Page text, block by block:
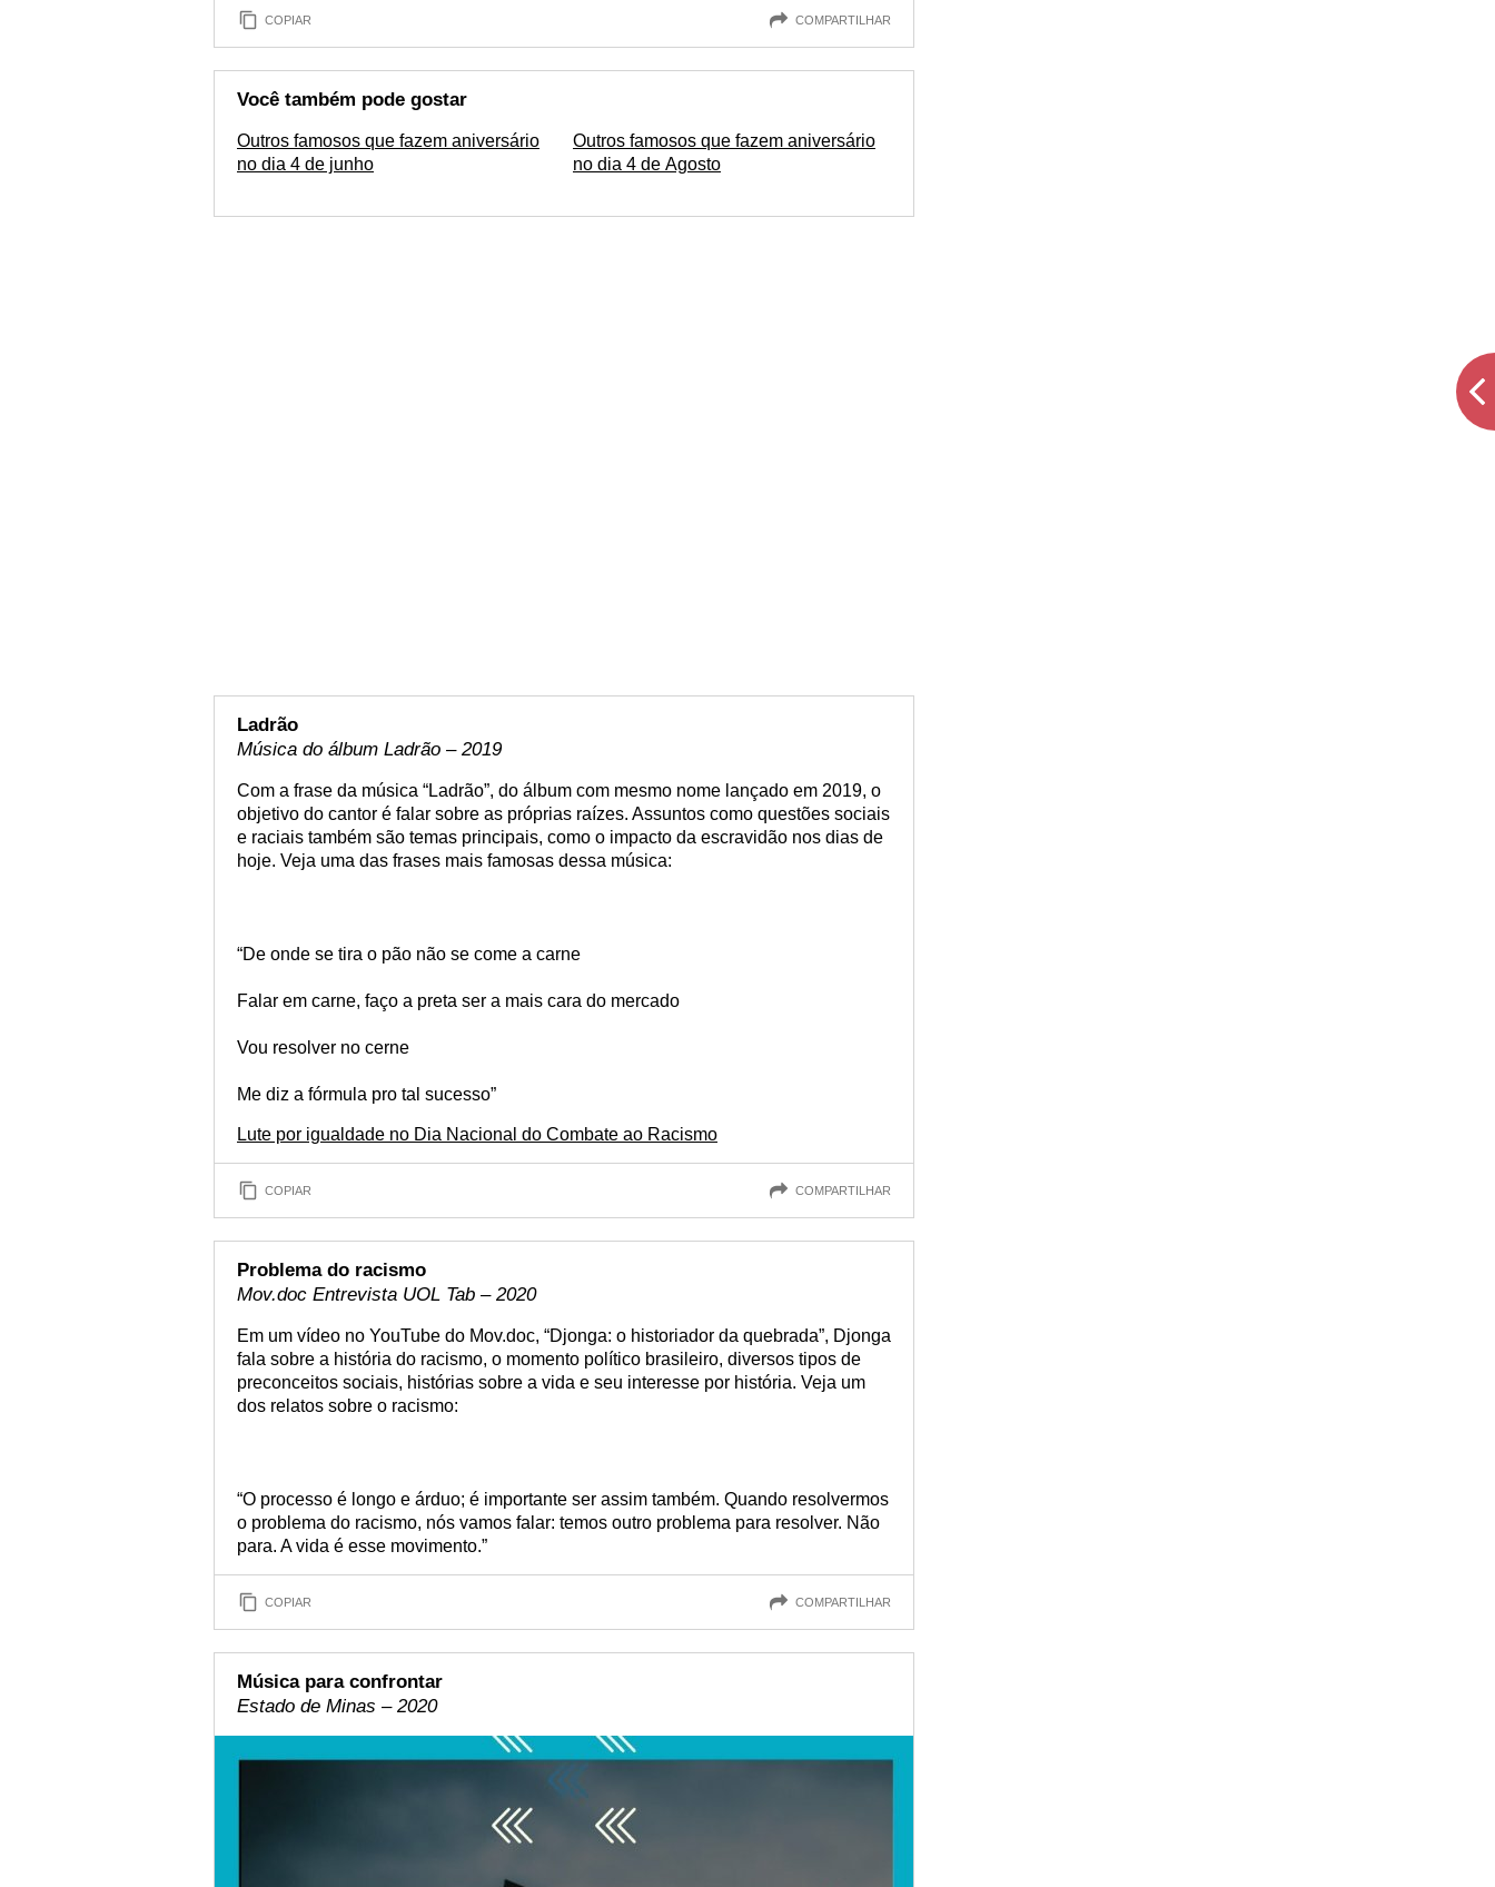
COPIAR COMPARTILHAR
Você também pode gostar
Outros famosos que fazem aniversário
no dia 4 de junho
Outros famosos que fazem aniversário
no dia 4 de Agosto
Ladrão
Música do álbum Ladrão – 2019
Com a frase da música “Ladrão”, do álbum com mesmo nome lançado em 2019, o
objetivo do cantor é falar sobre as próprias raízes. Assuntos como questões sociais
e raciais também são temas principais, como o impacto da escravidão nos dias de
hoje. Veja uma das frases mais famosas dessa música:
“De onde se tira o pão não se come a carne
Falar em carne, faço a preta ser a mais cara do mercado
Vou resolver no cerne
Me diz a fórmula pro tal sucesso”
Lute por igualdade no Dia Nacional do Combate ao Racismo
COPIAR COMPARTILHAR
Problema do racismo
Mov.doc Entrevista UOL Tab – 2020
Em um vídeo no YouTube do Mov.doc, “Djonga: o historiador da quebrada”, Djonga
fala sobre a história do racismo, o momento político brasileiro, diversos tipos de
preconceitos sociais, histórias sobre a vida e seu interesse por história. Veja um
dos relatos sobre o racismo:
“O processo é longo e árduo; é importante ser assim também. Quando resolvermos
o problema do racismo, nós vamos falar: temos outro problema para resolver. Não
para. A vida é esse movimento.”
COPIAR COMPARTILHAR
Música para confrontar
Estado de Minas – 2020